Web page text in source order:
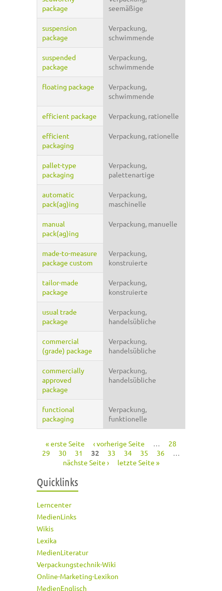
package
seemäßige
suspension
package
Verpackung,
schwimmende
suspended
package
Verpackung,
schwimmende
floating package
Verpackung,
schwimmende
efficient package Verpackung, rationelle
efficient
packaging
Verpackung, rationelle
pallet-type
packaging
Verpackung,
palettenartige
automatic
pack(ag)ing
Verpackung,
maschinelle
manual
pack(ag)ing
Verpackung, manuelle
made-to-measure
package custom
Verpackung,
konstruierte
tailor-made
package
Verpackung,
konstruierte
usual trade
package
Verpackung,
handelsübliche
commercial
(grade) package
Verpackung,
handelsübliche
commercially
approved
package
Verpackung,
handelsübliche
functional
packaging
Verpackung,
funktionelle
Seiten
« erste Seite ‹ vorherige Seite …
28
29
30 31 32 33 34 35 36
…
nächste Seite ›
letzte Seite »
Quicklinks
Lerncenter
MedienLinks
Wikis
Lexika
MedienLiteratur
Verpackungstechnik-Wiki
Online-Marketing-Lexikon
MedienEnglisch